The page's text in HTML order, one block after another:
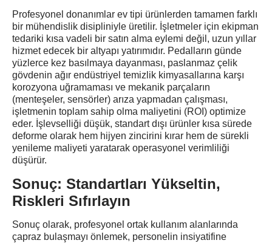
Profesyonel donanımlar ev tipi ürünlerden tamamen farklı
bir mühendislik disipliniyle üretilir. İşletmeler için ekipman
tedariki kısa vadeli bir satın alma eylemi değil, uzun yıllar
hizmet edecek bir altyapı yatırımıdır. Pedalların günde
yüzlerce kez basılmaya dayanması, paslanmaz çelik
gövdenin ağır endüstriyel temizlik kimyasallarına karşı
korozyona uğramaması ve mekanik parçaların
(menteşeler, sensörler) arıza yapmadan çalışması,
işletmenin toplam sahip olma maliyetini (ROI) optimize
eder. İşlevselliği düşük, standart dışı ürünler kısa sürede
deforme olarak hem hijyen zincirini kırar hem de sürekli
yenileme maliyeti yaratarak operasyonel verimliliği
düşürür.
Sonuç: Standartları Yükseltin,
Riskleri Sıfırlayın
Sonuç olarak, profesyonel ortak kullanım alanlarında
çapraz bulaşmayı önlemek, personelin insiyatifine